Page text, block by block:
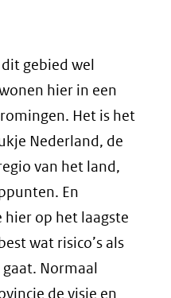
dit gebied wel
hier in een
Het is het
Nederland, de
van het land,
En
op het laagste
wat risico’s als
Normaal
de visie en